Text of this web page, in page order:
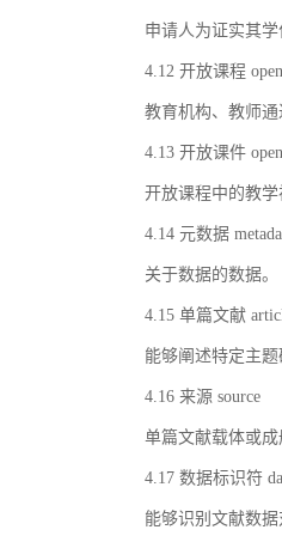
申请人为证实其
4.12 开放课程
教育机构、教师
4.13 开放课件
开放课程中的教
4.14 元数据
关于数据的数据。
4.15 单篇文献
能够阐述特定主
4.16 来源 source
单篇文献载体或
4.17 数据标识符
能够识别文献数